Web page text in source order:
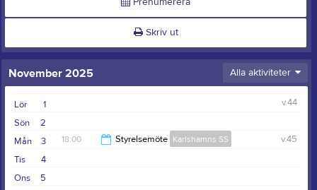
Skriv ut
November 2025 Alla aktiviteter
1
Lör
v.44
2
Sön
3
Mån v.45
18:00 Styrelsemöte Karlshamns SS
4
Tis
5
Ons